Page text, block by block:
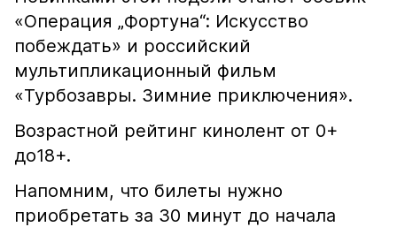
«Операция „Фортуна“: Искусство
побеждать» и российский
мультипликационный фильм
«Турбозавры. Зимние приключения».
Возрастной рейтинг кинолент от 0+
до18+.
Напомним, что билеты нужно
приобретать за 30 минут до начала